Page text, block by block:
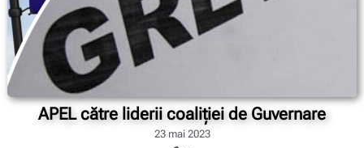
APEL către liderii coaliției de Guvernare
23 mai 2023